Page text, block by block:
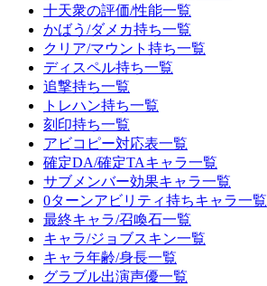
十天衆の評価/性能一覧
かばう/ダメカ持ち一覧
クリア/マウント持ち一覧
ディスペル持ち一覧
追撃持ち一覧
トレハン持ち一覧
刻印持ち一覧
アビコピー対応表一覧
確定DA/確定TAキャラ一覧
サブメンバー効果キャラ一覧
0ターンアビリティ持ちキャラ一覧
最終キャラ/召喚石一覧
キャラ/ジョブスキン一覧
キャラ年齢/身長一覧
グラブル出演声優一覧